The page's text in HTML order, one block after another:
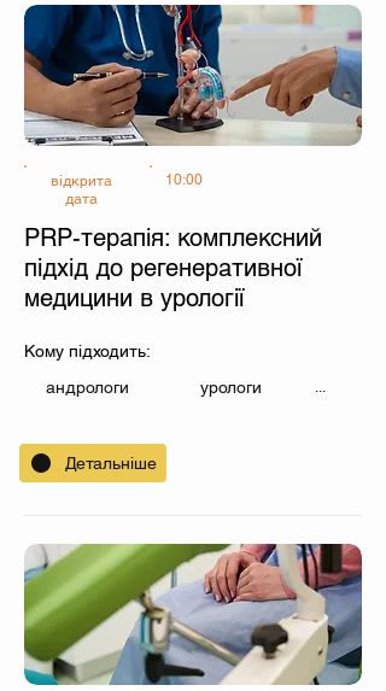
відкрита
дата
10:00
PRP-терапія: комплексний
підхід до регенеративної
медицини в урології
Кому підходить:
андрологи
урологи ...
Детальніше